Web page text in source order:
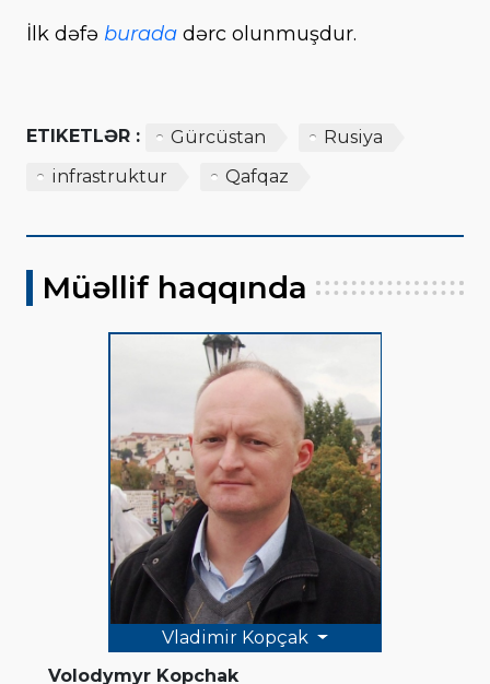
İlk dəfə burada dərc olunmuşdur.
ETIKETLƏR : Gürcüstan
Rusiya
infrastruktur
Qafqaz
Müəllif haqqında
Vladimir Kopçak
Volodymyr Kopchak